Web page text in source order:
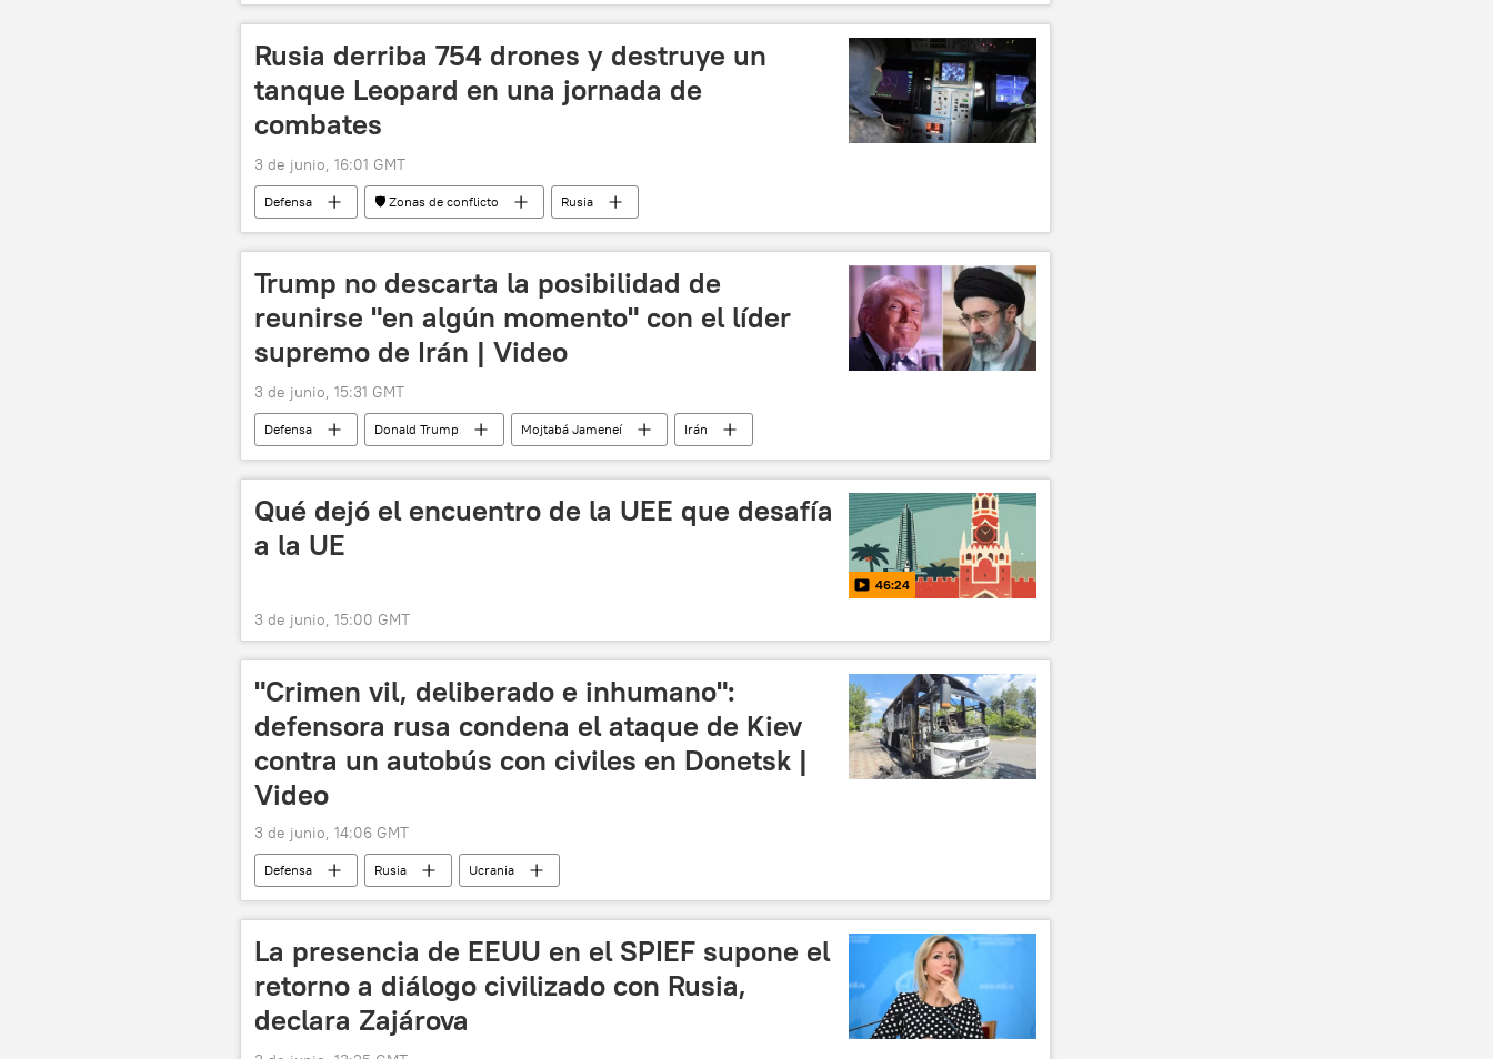
Rusia derriba 754 drones y destruye un
tanque Leopard en una jornada de
combates
3 de junio, 16:01 GMT
Defensa 🛡️ Zonas de conflicto
Rusia
📰 Operación rusa de desmilitarización y desnazificación de Ucrania
Ucrania 🌍 Europa
Trump no descarta la posibilidad de
reunirse "en algún momento" con el líder
supremo de Irán | Video
3 de junio, 15:31 GMT
Defensa Donald Trump Mojtabá Jameneí
Irán
📰 Escalada entre EEUU, Israel e Irán
Qué dejó el encuentro de la UEE que desafía
a la UE
46:24
3 de junio, 15:00 GMT
"Crimen vil, deliberado e inhumano":
defensora rusa condena el ataque de Kiev
contra un autobús con civiles en Donetsk |
Video
3 de junio, 14:06 GMT
Defensa Rusia
Ucrania
📰 Operación rusa de desmilitarización y desnazificación de Ucrania
🛡️ Zonas de conflicto
La presencia de EEUU en el SPIEF supone el
retorno a diálogo civilizado con Rusia,
declara Zajárova